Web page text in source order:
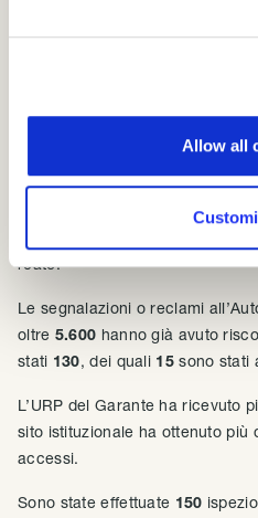
Allow all
rispetto all’anno precedente”.
Le cifre del Garante
I numeri condivisi sull’attività
considerevoli e danno il metro
organo di vigilanza. Sono stati
reato.
Le segnalazioni o reclami
oltre 5.600 hanno già avuto
stati 130, dei quali 15sono stati
L’URP del Garante ha ricevuto
sito istituzionale ha ottenuto più
accessi.
Sono state effettuate 150